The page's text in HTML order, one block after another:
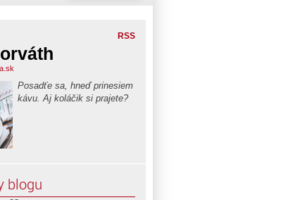
RSS
Posadťe sa, hneď prinesiem
kávu. Aj koláčik si prajete?
blogu